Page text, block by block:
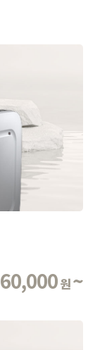
60,000원~